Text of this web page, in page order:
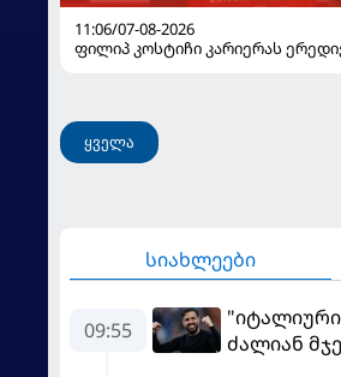
11:06/07-08-2026
ფილიპ კოსტიჩი კარიერას
ყველა
სიახლეები
09:55
ძალიან